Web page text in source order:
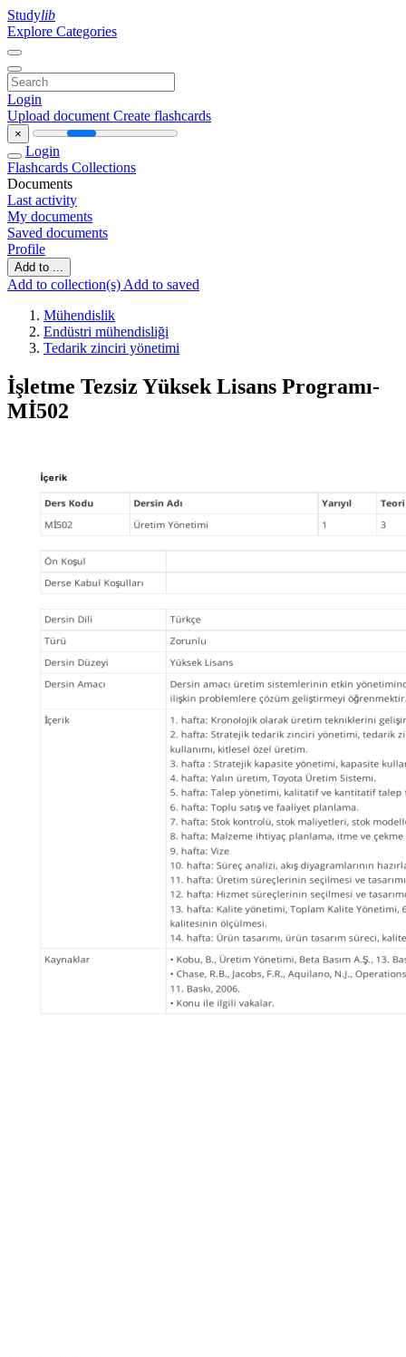
Studylib
Explore Categories
Login
Upload document Create flashcards
×
Login
Flashcards Collections
Documents
Last activity
My documents
Saved documents
Profile
Add to ...
Add to collection(s) Add to saved
Mühendislik
Endüstri mühendisliği
Tedarik zinciri yönetimi
İşletme Tezsiz Yüksek Lisans Programı-
Mİ502